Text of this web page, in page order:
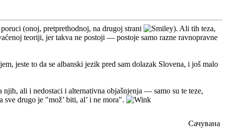
(onoj, pretprethodnoj, na drugoj strani
). Ali tih teza,
teoriji, jer takva ne postoji — postoje samo razne ravnopravne
jeste to da se albanski jezik pred sam dolazak Slovena, i još malo
ali i nedostaci i alternativna objašnjenja — samo su te teze,
drugo je "mož’ biti, al’ i ne mora".
Сачувана